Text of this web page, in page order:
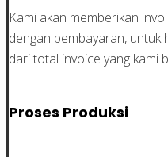
Kami akan memberikan
dengan pembayaran, untuk
dari total invoice yang kami
Proses Produksi